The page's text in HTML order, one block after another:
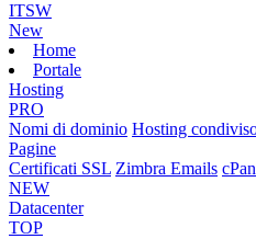
ITSW
New
Home
Portale
Hosting
PRO
Nomi di dominio Hosting
Pagine
Certificati SSL Zimbra Emails
NEW
Datacenter
TOP